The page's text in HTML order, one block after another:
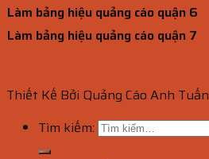
Làm bảng hiệu quảng cáo quận 6
Làm bảng hiệu quảng cáo quận 7
Thiết Kế Bởi Quảng Cáo Anh Tuấn
Tìm kiếm: